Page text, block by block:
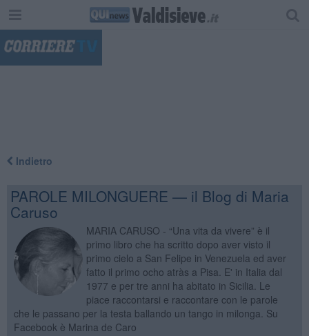
Indietro
PAROLE MILONGUERE — il Blog di Maria
Caruso
MARIA CARUSO - “Una vita da vivere” è il
primo libro che ha scritto dopo aver visto il
primo cielo a San Felipe in Venezuela ed aver
fatto il primo ocho atràs a Pisa. E' in Italia dal
1977 e per tre anni ha abitato in Sicilia. Le
piace raccontarsi e raccontare con le parole
che le passano per la testa ballando un tango in milonga. Su
Facebook è Marina de Caro